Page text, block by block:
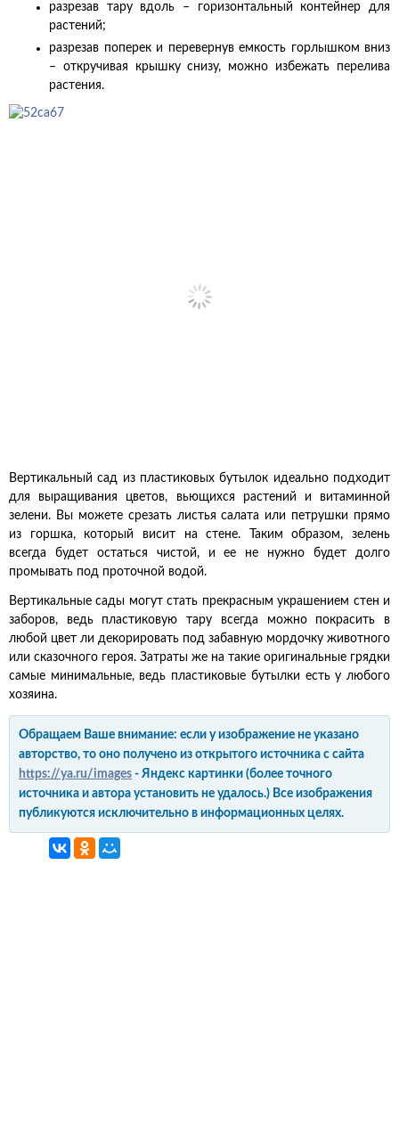
разрезав тару вдоль – горизонтальный контейнер для
растений;
разрезав поперек и перевернув емкость горлышком вниз
– откручивая крышку снизу, можно избежать перелива
растения.
Вертикальный сад из пластиковых бутылок идеально подходит
для выращивания цветов, вьющихся растений и витаминной
зелени. Вы можете срезать листья салата или петрушки прямо
из горшка, который висит на стене. Таким образом, зелень
всегда будет остаться чистой, и ее не нужно будет долго
промывать под проточной водой.
Вертикальные сады могут стать прекрасным украшением стен и
заборов, ведь пластиковую тару всегда можно покрасить в
любой цвет ли декорировать под забавную мордочку животного
или сказочного героя. Затраты же на такие оригинальные грядки
самые минимальные, ведь пластиковые бутылки есть у любого
хозяина.
Обращаем Ваше внимание: если у изображение не указано
авторство, то оно получено из открытого источника с сайта
https://ya.ru/images - Яндекс картинки (более точного
источника и автора установить не удалось.) Все изображения
публикуются исключительно в информационных целях.